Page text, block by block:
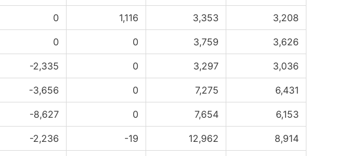
0 1,116 3,353 3,208
0 0 3,759 3,626
-2,335 0 3,297 3,036
-3,656 0 7,275 6,431
-8,627 0 7,654 6,153
-2,236 -19 12,962 8,914